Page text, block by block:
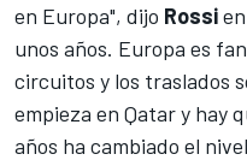
en Europa", dijo Rossi
unos años. Europa es
circuitos y los traslados
empieza en Qatar y hay
años ha cambiado el